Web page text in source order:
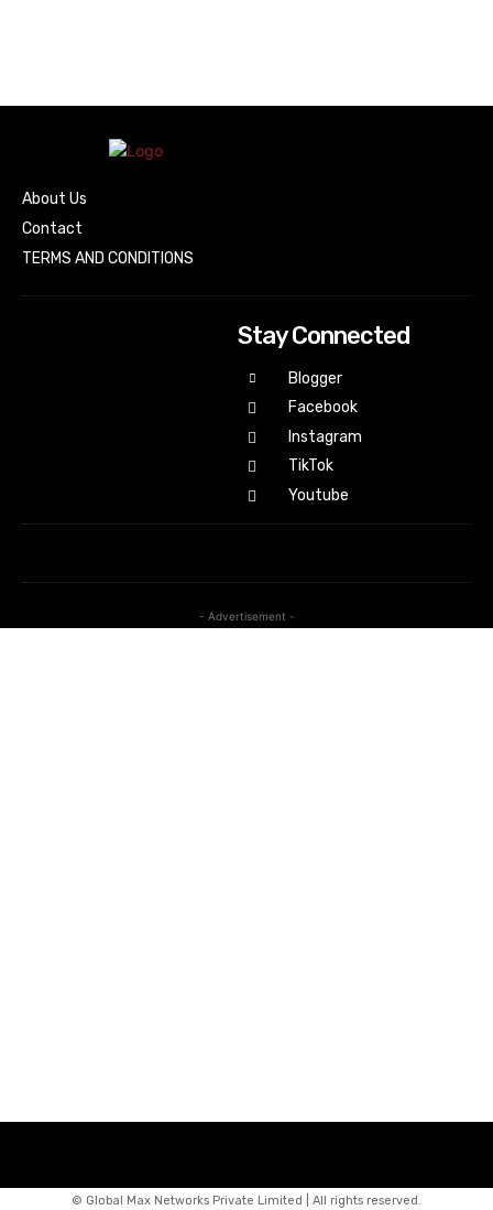
About Us
Contact
TERMS AND CONDITIONS
Stay Connected
Blogger
Facebook
Instagram
TikTok
Youtube
- Advertisement -
© Global Max Networks Private Limited | All rights reserved.